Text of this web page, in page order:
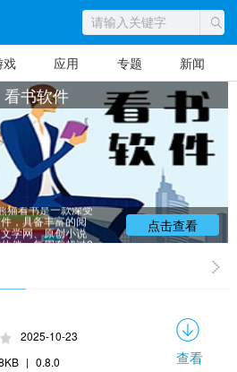
戏 应用 专题 新闻
看书软件
绿色免费看书软
看书软件主要有
香爱看书 、 神马
猫看书是一款深受
，具备丰富的阅
学网、原创小说
伴，每周有超过2
闻、杂志、图
点击查看
2025-10-23
| 0.8.0 查看